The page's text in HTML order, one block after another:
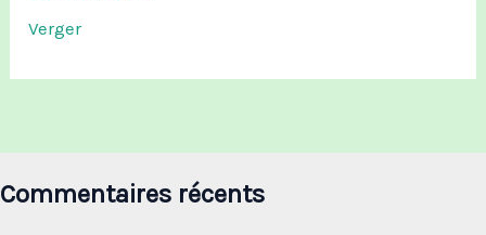
Verger
Commentaires récents